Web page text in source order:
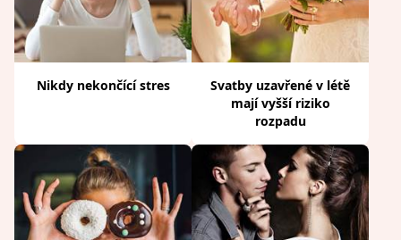
Nikdy nekončící stres
Svatby uzavřené v létě
mají vyšší riziko
rozpadu